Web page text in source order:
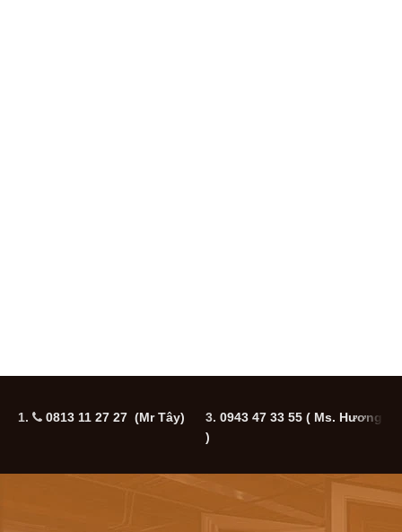
1. 0813 11 27 27 (Mr Tây) 3. 0943 47 33 55 ( Ms. Hương
)